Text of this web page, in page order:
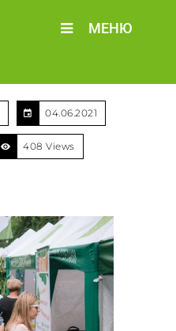
МЕНЮ
04.06.2021
408 Views